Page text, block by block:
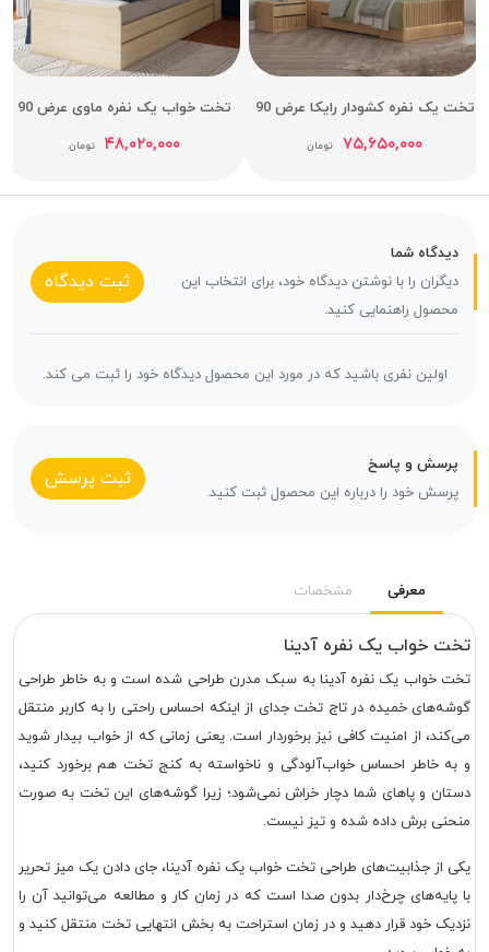
تخت یک نفره کشودار رایکا عرض 90
۷۵,۶۵۰,۰۰۰ تومان
تخت خواب یک نفره ماوی عرض 90
۴۸,۰۲۰,۰۰۰ تومان
دیدگاه شما
دیگران را با نوشتن دیدگاه خود، برای انتخاب این
محصول راهنمایی کنید.
ثبت دیدگاه
اولین نفری باشید که در مورد این محصول دیدگاه خود را ثبت می کند.
پرسش و پاسخ
پرسش خود را درباره این محصول ثبت کنید.
ثبت پرسش
معرفی مشخصات
تخت خواب یک نفره آدینا
تخت خواب یک نفره آدینا به سبک مدرن طراحی شده است و به خاطر طراحی
گوشه‌های خمیده در تاج تخت جدای از اینکه احساس راحتی را به کاربر منتقل
می‌کند، از امنیت کافی نیز برخوردار است. یعنی زمانی که از خواب بیدار شوید
و به خاطر احساس خواب‌آلودگی و ناخواسته به کنج تخت هم برخورد کنید،
دستان و پاهای شما دچار خراش نمی‌شود؛ زیرا گوشه‌های این تخت به صورت
منحنی برش داده شده و تیز نیست.
یکی از جذابیت‌های طراحی تخت خواب یک نفره آدینا، جای دادن یک میز تحریر
با پایه‌های چرخ‌دار بدون صدا است که در زمان کار و مطالعه می‌توانید آن را
نزدیک خود قرار دهید و در زمان استراحت به بخش انتهایی تخت منتقل کنید و